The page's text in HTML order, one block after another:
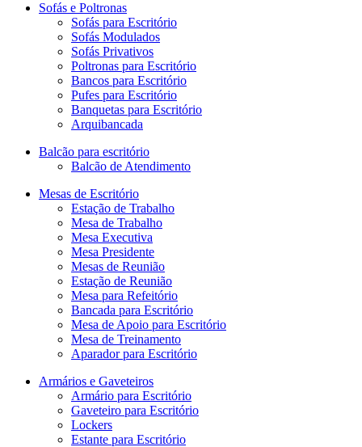
Sofás e Poltronas
Sofás para Escritório
Sofás Modulados
Sofás Privativos
Poltronas para Escritório
Bancos para Escritório
Pufes para Escritório
Banquetas para Escritório
Arquibancada
Balcão para escritório
Balcão de Atendimento
Mesas de Escritório
Estação de Trabalho
Mesa de Trabalho
Mesa Executiva
Mesa Presidente
Mesas de Reunião
Estação de Reunião
Mesa para Refeitório
Bancada para Escritório
Mesa de Apoio para Escritório
Mesa de Treinamento
Aparador para Escritório
Armários e Gaveteiros
Armário para Escritório
Gaveteiro para Escritório
Lockers
Estante para Escritório